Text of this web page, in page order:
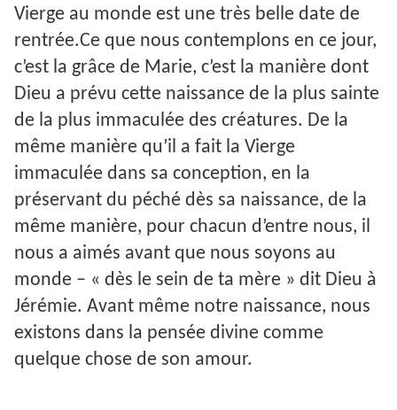
Vierge au monde est une très belle date de
rentrée.Ce que nous contemplons en ce jour,
c’est la grâce de Marie, c’est la manière dont
Dieu a prévu cette naissance de la plus sainte
de la plus immaculée des créatures. De la
même manière qu’il a fait la Vierge
immaculée dans sa conception, en la
préservant du péché dès sa naissance, de la
même manière, pour chacun d’entre nous, il
nous a aimés avant que nous soyons au
monde – « dès le sein de ta mère » dit Dieu à
Jérémie. Avant même notre naissance, nous
existons dans la pensée divine comme
quelque chose de son amour.